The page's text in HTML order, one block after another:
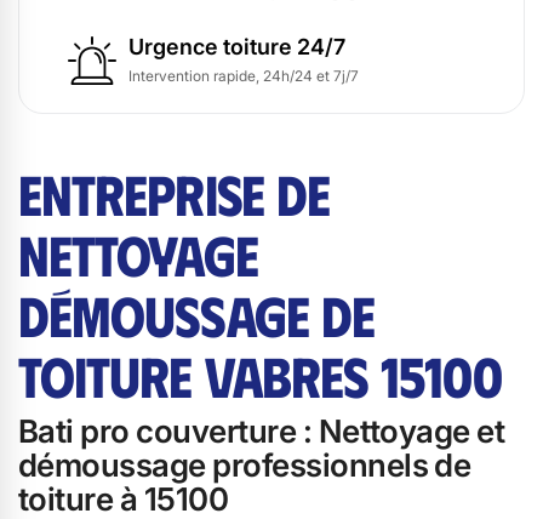
Urgence toiture 24/7
Intervention rapide, 24h/24 et 7j/7
ENTREPRISE DE
NETTOYAGE
DÉMOUSSAGE DE
TOITURE VABRES 15100
Bati pro couverture : Nettoyage et
démoussage professionnels de
toiture à 15100